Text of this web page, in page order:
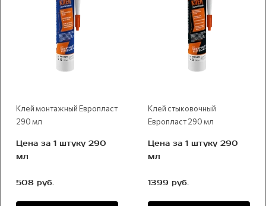
Клей монтажный Европласт
290 мл
Цена за 1 штуку 290
мл
508 руб.
Клей стыковочный
Европласт 290 мл
Цена за 1 штуку 290
мл
1399 руб.